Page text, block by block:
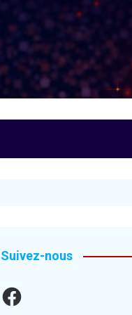
Suivez-nous
Facebook